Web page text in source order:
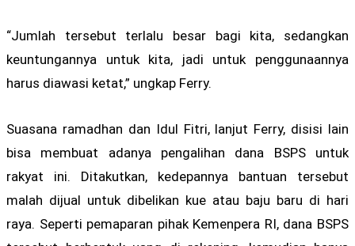
“Jumlah tersebut terlalu besar bagi kita, sedangkan
keuntungannya untuk kita, jadi untuk penggunaannya
harus diawasi ketat,” ungkap Ferry.
Suasana ramadhan dan Idul Fitri, lanjut Ferry, disisi lain
bisa membuat adanya pengalihan dana BSPS untuk
rakyat ini. Ditakutkan, kedepannya bantuan tersebut
malah dijual untuk dibelikan kue atau baju baru di hari
raya. Seperti pemaparan pihak Kemenpera RI, dana BSPS